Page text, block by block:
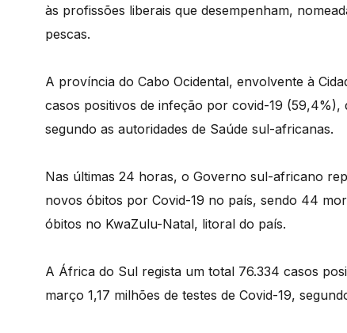
às profissões liberais que desempenham,
pescas.
A província do Cabo Ocidental, envolvente à
casos positivos de infeção por covid-19 (59,4%),
segundo as autoridades de Saúde sul-africanas.
Nas últimas 24 horas, o Governo sul-africano
novos óbitos por Covid-19 no país, sendo 44
óbitos no KwaZulu-Natal, litoral do país.
A África do Sul regista um total 76.334 casos
março 1,17 milhões de testes de Covid-19,